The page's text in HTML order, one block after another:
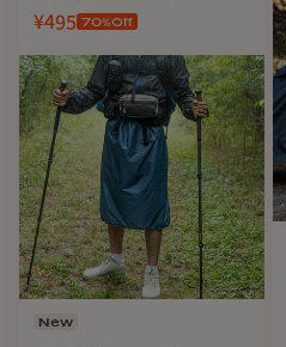
¥495 70%Off
New